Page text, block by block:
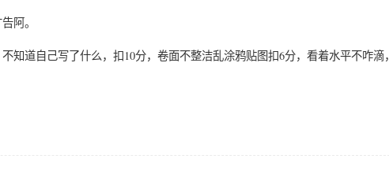
阿。
知道自己写了什么，扣10分，卷面不整洁乱涂鸦贴图扣6分，看着水平不咋滴，